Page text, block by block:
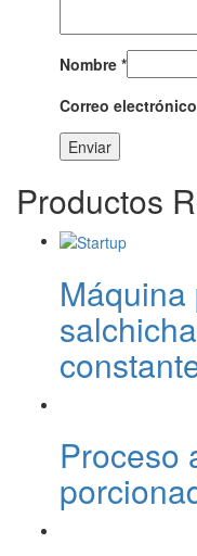
Nombre *
Correo electrónico
Productos
Proceso